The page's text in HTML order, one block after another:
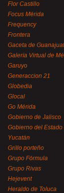
Flor Castillo
Focus Mérida
Frequency
Frontera
Gaceta de
Galería Virtual de
Garuyo
Generaccion 21
Globedia
Glocal
Go Mérida
Gobierno de Jalisco
Gobierno del Estado
Yucatán
Grillo porteño
Grupo Fórmula
Grupo Rivas
Hejevent
Heraldo de Toluca